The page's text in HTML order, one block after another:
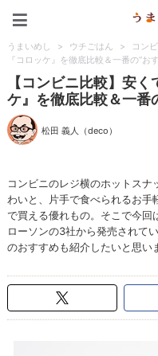
うまいめし > ウチごはん > コン
『コロッケ』を徹底比較＆一番の“お
【コンビニ比較】安
ケ』を徹底比較＆一番
松田 義人（deco）
コンビニのレジ横のホットス
わいと、片手で食べられるお
で買える優れもの。そこで今回
ローソンの3社から発売されて
のおすすめも紹介したいと思い